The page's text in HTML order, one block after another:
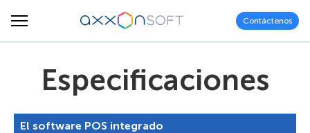
Contáctenos
Especificaciones
El software POS integrado